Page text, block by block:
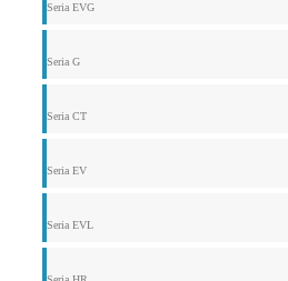
Seria EVG
Seria G
Seria CT
Seria EV
Seria EVL